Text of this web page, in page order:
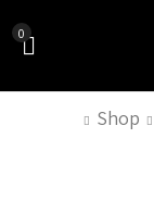
0
Shop